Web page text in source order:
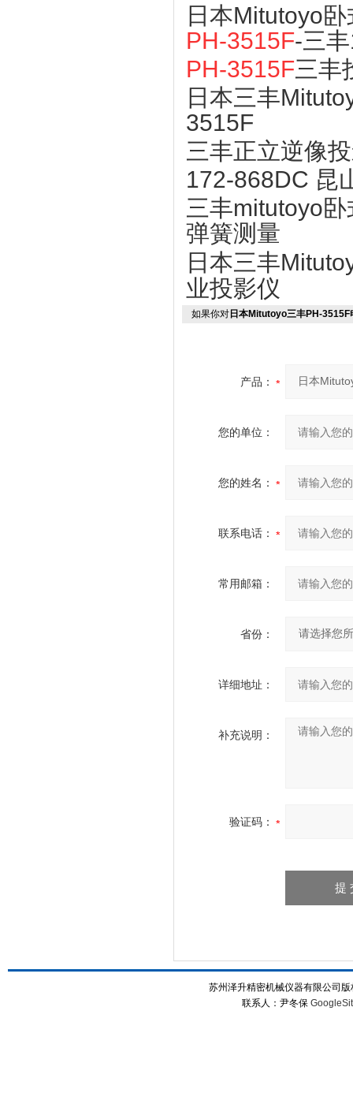
日本Mitutoyo
PH-3515F-三
PH-3515F三丰
日本三丰
3515F
三丰正立逆像
172-868DC 昆
三丰mitutoyo
弹簧测量
日本三丰
业投影仪
如果你对 日本Mitutoyo三丰PH-3515F
产品：
您的单位：
您的姓名：
联系电话：
常用邮箱：
省份：
详细地址：
补充说明：
验证码：
苏州泽升精密机械仪器有限公司
联系人：尹冬保